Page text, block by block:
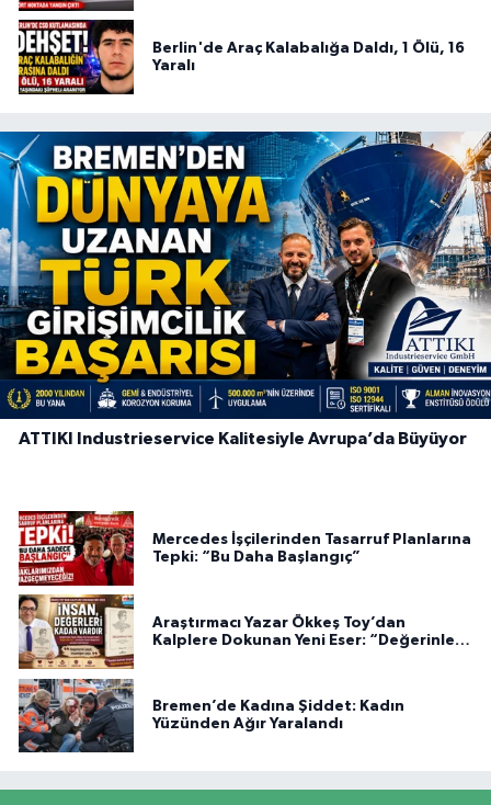
Berlin'de Araç Kalabalığa Daldı, 1 Ölü, 16
Yaralı
ATTIKI Industrieservice Kalitesiyle Avrupa’da Büyüyor
Mercedes İşçilerinden Tasarruf Planlarına
Tepki: “Bu Daha Başlangıç”
Araştırmacı Yazar Ökkeş Toy’dan
Kalplere Dokunan Yeni Eser: “Değerinle
Bremen’de Kadına Şiddet: Kadın
Yüzünden Ağır Yaralandı